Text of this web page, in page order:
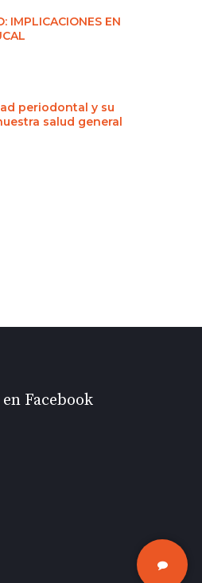
IMPLICACIONES EN
periodontal y su
salud general
Facebook